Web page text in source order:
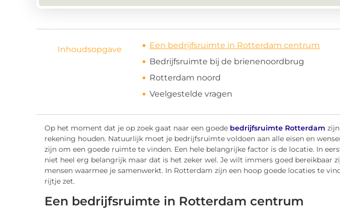
Inhoudsopgave
Een bedrijfsruimte in Rotterdam centrum
Bedrijfsruimte bij de brienenoordbrug
Rotterdam noord
Veelgestelde vragen
Op het moment dat je op zoek gaat naar een goede bedrijfsruimte Rotterdam
rekening houden. Natuurlijk moet je bedrijfsruimte voldoen aan alle eisen en
zijn om een goede ruimte te vinden. Een hele belangrijke factor is de locatie. In
niet heel erg belangrijk maar dat is het zeker wel. Je wilt immers goed bereikbaar
mensen waarmee je samenwerkt. In Rotterdam zijn een hoop goede locaties te
rijtje zet.
Een bedrijfsruimte in Rotterdam centrum